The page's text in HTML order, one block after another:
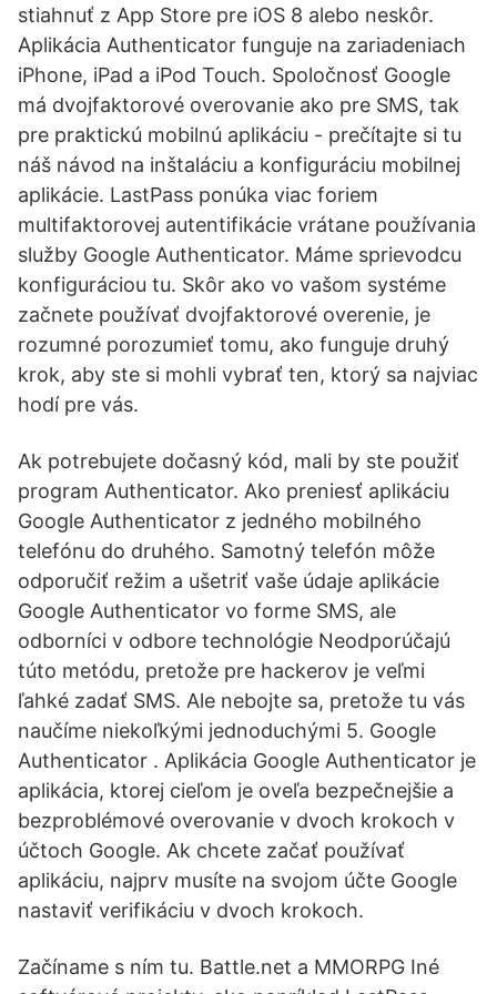
stiahnuť z App Store pre iOS 8 alebo neskôr.
Aplikácia Authenticator funguje na zariadeniach
iPhone, iPad a iPod Touch. Spoločnosť Google
má dvojfaktorové overovanie ako pre SMS, tak
pre praktickú mobilnú aplikáciu - prečítajte si tu
náš návod na inštaláciu a konfiguráciu mobilnej
aplikácie. LastPass ponúka viac foriem
multifaktorovej autentifikácie vrátane používania
služby Google Authenticator. Máme sprievodcu
konfiguráciou tu. Skôr ako vo vašom systéme
začnete používať dvojfaktorové overenie, je
rozumné porozumieť tomu, ako funguje druhý
krok, aby ste si mohli vybrať ten, ktorý sa najviac
hodí pre vás.
Ak potrebujete dočasný kód, mali by ste použiť
program Authenticator. Ako preniesť aplikáciu
Google Authenticator z jedného mobilného
telefónu do druhého. Samotný telefón môže
odporučiť režim a ušetriť vaše údaje aplikácie
Google Authenticator vo forme SMS, ale
odborníci v odbore technológie Neodporúčajú
túto metódu, pretože pre hackerov je veľmi
ľahké zadať SMS. Ale nebojte sa, pretože tu vás
naučíme niekoľkými jednoduchými 5. Google
Authenticator . Aplikácia Google Authenticator je
aplikácia, ktorej cieľom je oveľa bezpečnejšie a
bezproblémové overovanie v dvoch krokoch v
účtoch Google. Ak chcete začať používať
aplikáciu, najprv musíte na svojom účte Google
nastaviť verifikáciu v dvoch krokoch.
Začíname s ním tu. Battle.net a MMORPG Iné